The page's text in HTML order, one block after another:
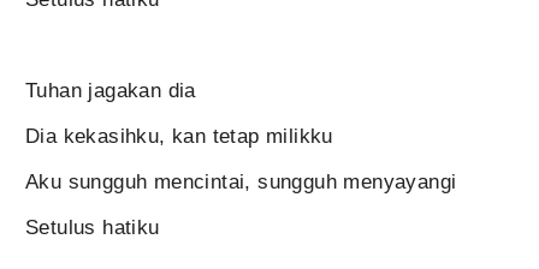
Tuhan jagakan dia
Dia kekasihku, kan tetap milikku
Aku sungguh mencintai, sungguh menyayangi
Setulus hatiku